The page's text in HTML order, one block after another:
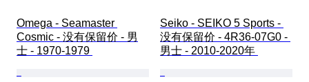
Omega - Seamaster
Cosmic - 没有保留价 - 男
士 - 1970-1979
Seiko - SEIKO 5 Sports -
没有保留价 - 4R36-07G0 -
男士 - 2010-2020年